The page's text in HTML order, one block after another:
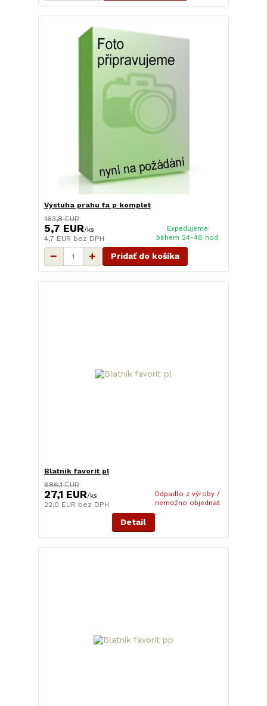
Výstuha prahu fa p komplet
163,8 EUR
5,7 EUR/ks
4,7 EUR bez DPH
Expedujeme
během 24-48 hod
Pridať do košíka
Blatník favorit pl
686,1 EUR
27,1 EUR/ks
22,0 EUR bez DPH
Odpadlo z výroby /
nemožno objednať
Detail